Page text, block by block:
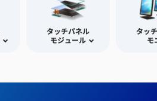
タッチパネル
モジュール
タッ
モ